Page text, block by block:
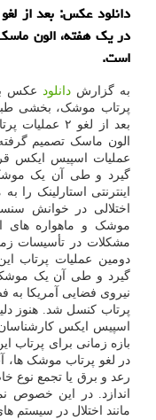
دانلود عكس: بعد از
در یك هفته، الون
است.
به گزارش دانلود عکس
پرتاب موشک، بخشی
بعد از لغو ۲
الون ماسک تصمیم
عملیات اسپیس ایکس
اینترنتی استارلینک
اختلالی در خوانش
موشک و ماهواره های
مشکلات در تأسیسات
دومین عملیات پرتاب
نیروی فضایی آمریکا به
پرتاب کنسل شد. هنوز
اسپیس ایکس
بازه زمانی برای پرتاب
در لغو پرتاب موشک ها،
رعد و برق یا تجمع نوع
اندازد. در این خصوص
مانند اختلال در سیستم